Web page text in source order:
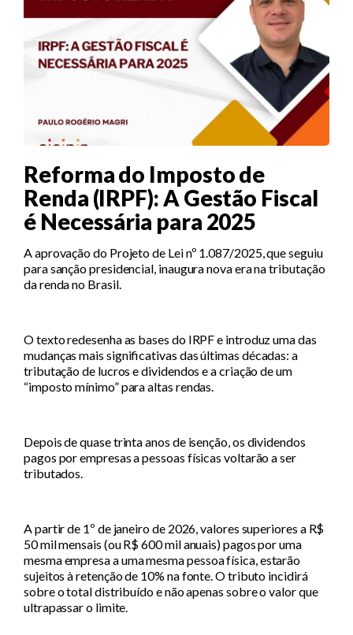
Reforma do Imposto de
Renda (IRPF): A Gestão Fiscal
é Necessária para 2025
A aprovação do Projeto de Lei nº 1.087/2025, que seguiu
para sanção presidencial, inaugura nova era na tributação
da renda no Brasil.
O texto redesenha as bases do IRPF e introduz uma das
mudanças mais significativas das últimas décadas: a
tributação de lucros e dividendos e a criação de um
“imposto mínimo” para altas rendas.
Depois de quase trinta anos de isenção, os dividendos
pagos por empresas a pessoas físicas voltarão a ser
tributados.
A partir de 1º de janeiro de 2026, valores superiores a R$
50 mil mensais (ou R$ 600 mil anuais) pagos por uma
mesma empresa a uma mesma pessoa física, estarão
sujeitos à retenção de 10% na fonte. O tributo incidirá
sobre o total distribuído e não apenas sobre o valor que
ultrapassar o limite.